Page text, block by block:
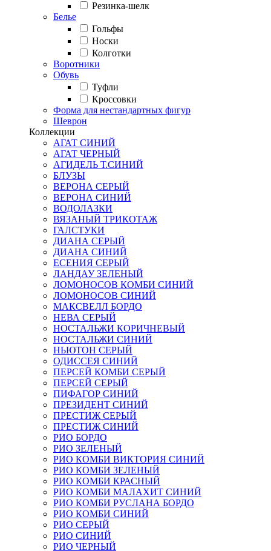
Резинка-шелк
Белье
Гольфы
Носки
Колготки
Воротники
Обувь
Туфли
Кроссовки
Форма для нестандартных фигур
Шеврон
Коллекции
АГАТ СИНИЙ
АГАТ ЧЕРНЫЙ
АГИДЕЛЬ Т.СИНИЙ
БЛУЗЫ
ВЕРОНА СЕРЫЙ
ВЕРОНА СИНИЙ
ВОДОЛАЗКИ
ВЯЗАНЫЙ ТРИКОТАЖ
ГАЛСТУКИ
ДИАНА СЕРЫЙ
ДИАНА СИНИЙ
ЕСЕНИЯ СЕРЫЙ
ЛАНДАУ ЗЕЛЕНЫЙ
ЛОМОНОСОВ КОМБИ СИНИЙ
ЛОМОНОСОВ СИНИЙ
МАКСВЕЛЛ БОРДО
НЕВА СЕРЫЙ
НОСТАЛЬЖИ КОРИЧНЕВЫЙ
НОСТАЛЬЖИ СИНИЙ
НЬЮТОН СЕРЫЙ
ОДИССЕЯ СИНИЙ
ПЕРСЕЙ КОМБИ СЕРЫЙ
ПЕРСЕЙ СЕРЫЙ
ПИФАГОР СИНИЙ
ПРЕЗИДЕНТ СИНИЙ
ПРЕСТИЖ СЕРЫЙ
ПРЕСТИЖ СИНИЙ
РИО БОРДО
РИО ЗЕЛЕНЫЙ
РИО КОМБИ ВИКТОРИЯ СИНИЙ
РИО КОМБИ ЗЕЛЕНЫЙ
РИО КОМБИ КРАСНЫЙ
РИО КОМБИ МАЛАХИТ СИНИЙ
РИО КОМБИ РУСЛАНА БОРДО
РИО КОМБИ СИНИЙ
РИО СЕРЫЙ
РИО СИНИЙ
РИО ЧЕРНЫЙ